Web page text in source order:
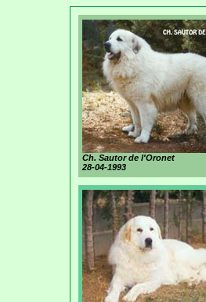
Ch. Sautor de l'Oronet
28-04-1993